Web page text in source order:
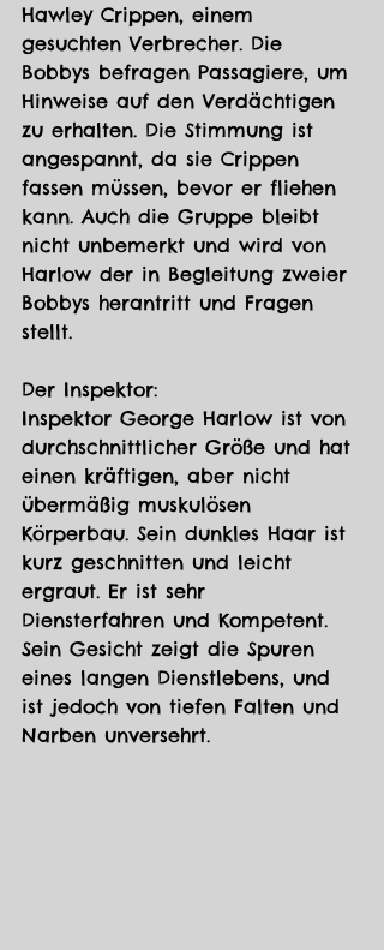
Hawley Crippen, einem
gesuchten Verbrecher. Die
Bobbys befragen Passagiere, um
Hinweise auf den Verdächtigen
zu erhalten. Die Stimmung ist
angespannt, da sie Crippen
fassen müssen, bevor er fliehen
kann. Auch die Gruppe bleibt
nicht unbemerkt und wird von
Harlow der in Begleitung zweier
Bobbys herantritt und Fragen
stellt.
Der Inspektor:
Inspektor George Harlow ist von
durchschnittlicher Größe und hat
einen kräftigen, aber nicht
übermäßig muskulösen
Körperbau. Sein dunkles Haar ist
kurz geschnitten und leicht
ergraut. Er ist sehr
Diensterfahren und Kompetent.
Sein Gesicht zeigt die Spuren
eines langen Dienstlebens, und
ist jedoch von tiefen Falten und
Narben unversehrt.